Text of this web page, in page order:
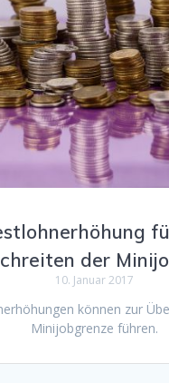
der
10. Januar 2017
können zur
Minijobgrenze führen.